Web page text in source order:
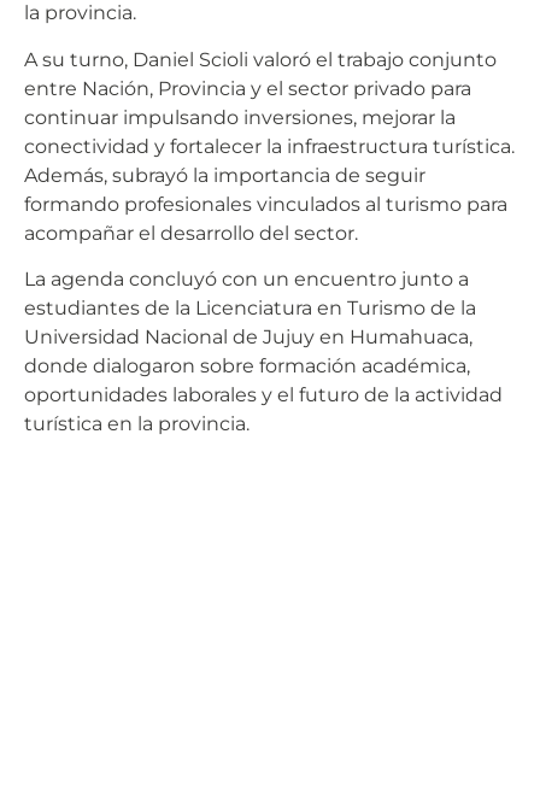
la provincia.
A su turno, Daniel Scioli valoró el trabajo conjunto
entre Nación, Provincia y el sector privado para
continuar impulsando inversiones, mejorar la
conectividad y fortalecer la infraestructura turística.
Además, subrayó la importancia de seguir
formando profesionales vinculados al turismo para
acompañar el desarrollo del sector.
La agenda concluyó con un encuentro junto a
estudiantes de la Licenciatura en Turismo de la
Universidad Nacional de Jujuy en Humahuaca,
donde dialogaron sobre formación académica,
oportunidades laborales y el futuro de la actividad
turística en la provincia.